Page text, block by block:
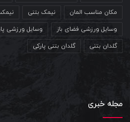
مکان مناسب المان نیمک بتنی
وسایل ورزشی فضای باز وسایل ورزشی
گلدان بتنی گلدان بتنی پارکی
مجله خبری